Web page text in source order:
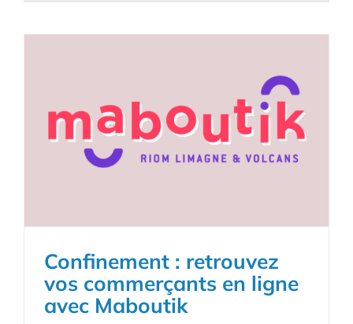
Confinement : retrouvez
vos commerçants en ligne
avec Maboutik